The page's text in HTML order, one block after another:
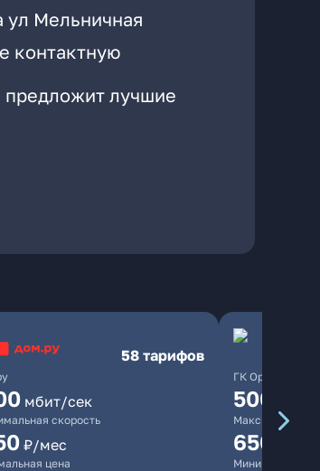
ул Мельничная
контактную
предложит лучшие
58 тарифов
мбит/сек
скорость
₽/мес
цена
ГК Орион
500
Максимальная
650
Минимальная